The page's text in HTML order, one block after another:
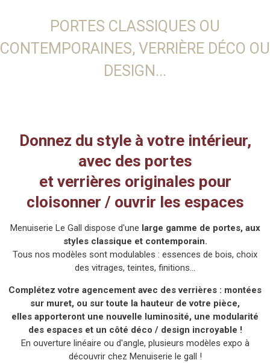
PORTES CLASSIQUES OU
CONTEMPORAINES, VERRIÈRE DÉCO OU
DESIGN...
Donnez du style à votre intérieur,
avec des portes
et verrières originales pour
cloisonner / ouvrir les espaces
Menuiserie Le Gall dispose d'une large gamme de portes, aux
styles classique et contemporain.
Tous nos modèles sont modulables : essences de bois, choix
des vitrages, teintes, finitions...
Complétez votre agencement avec des verrières : montées
sur muret, ou sur toute la hauteur de votre pièce,
elles apporteront une nouvelle luminosité, une modularité
des espaces et un côté déco / design incroyable !
En ouverture linéaire ou d'angle, plusieurs modèles expo à
découvrir chez Menuiserie le gall !